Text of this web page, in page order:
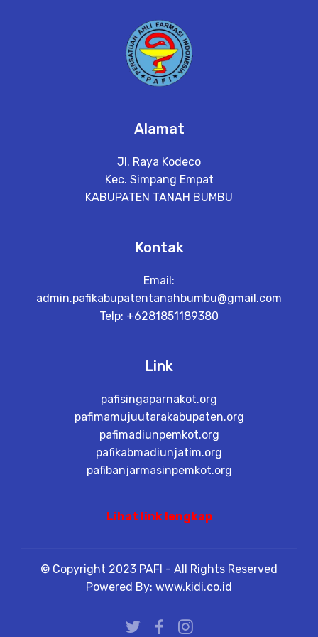
Alamat
Jl. Raya Kodeco
Kec. Simpang Empat
KABUPATEN TANAH BUMBU
Kontak
Email:
admin.pafikabupatentanahbumbu@gmail.com
Telp: +6281851189380
Link
pafisingaparnakot.org
pafimamujuutarakabupaten.org
pafimadiunpemkot.org
pafikabmadiunjatim.org
pafibanjarmasinpemkot.org
Lihat link lengkap
© Copyright 2023 PAFI - All Rights Reserved
Powered By: www.kidi.co.id